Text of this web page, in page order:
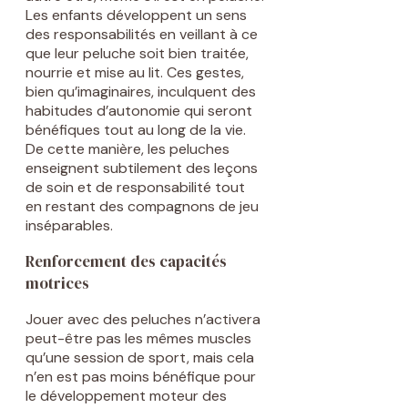
Les enfants développent un sens
des responsabilités en veillant à ce
que leur peluche soit bien traitée,
nourrie et mise au lit. Ces gestes,
bien qu’imaginaires, inculquent des
habitudes d’autonomie qui seront
bénéfiques tout au long de la vie.
De cette manière, les peluches
enseignent subtilement des leçons
de soin et de responsabilité tout
en restant des compagnons de jeu
inséparables.
Renforcement des capacités
motrices
Jouer avec des peluches n’activera
peut-être pas les mêmes muscles
qu’une session de sport, mais cela
n’en est pas moins bénéfique pour
le développement moteur des